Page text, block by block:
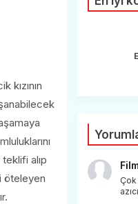
kızının
alıp
öteleyen